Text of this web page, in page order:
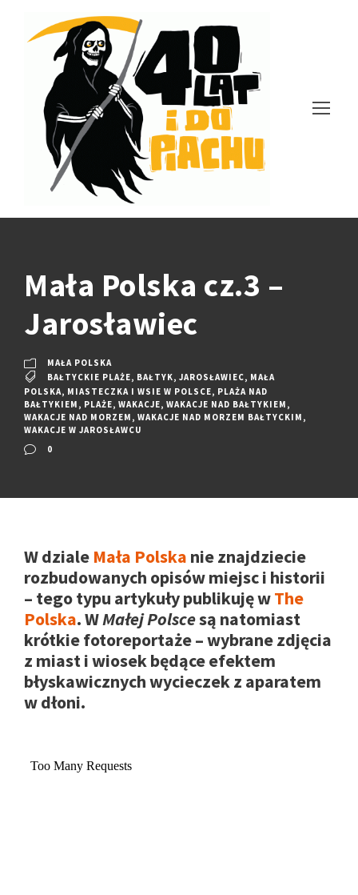
Mała Polska cz.3 –
Jarosławiec
MAŁA POLSKA
BAŁTYCKIE PLAŻE, BAŁTYK, JAROSŁAWIEC, MAŁA
POLSKA, MIASTECZKA I WSIE W POLSCE, PLAŻA NAD
BAŁTYKIEM , PLAŻE, WAKACJE, WAKACJE NAD BAŁTYKIEM ,
WAKACJE NAD MORZEM , WAKACJE NAD MORZEM BAŁTYCKIM ,
WAKACJE W JAROSŁAWCU
0
W dziale Mała Polska nie znajdziecie
rozbudowanych opisów miejsc i historii
– tego typu artykuły publikuję wThe
Polska. WMałej Polscesą natomiast
krótkie fotoreportaże – wybrane zdjęcia
z miast i wiosek będące efektem
błyskawicznych wycieczek z aparatem
w dłoni.